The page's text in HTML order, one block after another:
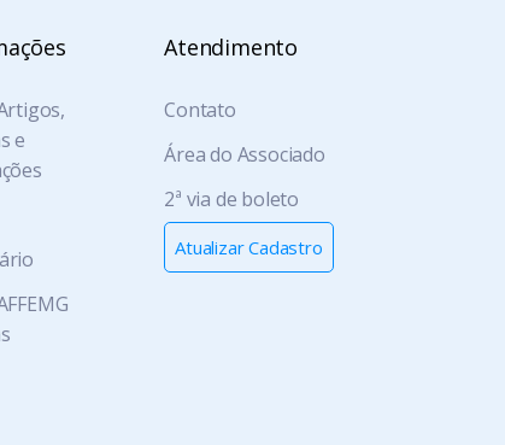
e
Atendimento
Contato
Área do Associado
2ª via de boleto
Atualizar Cadastro